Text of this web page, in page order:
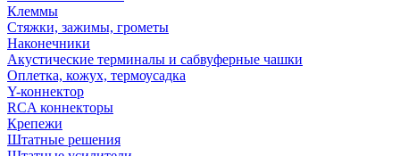
Клеммы
Стяжки, зажимы, грометы
Наконечники
Акустические терминалы и сабвуферные чашки
Оплетка, кожух, термоусадка
Y-коннектор
RCA коннекторы
Крепежи
Штатные решения